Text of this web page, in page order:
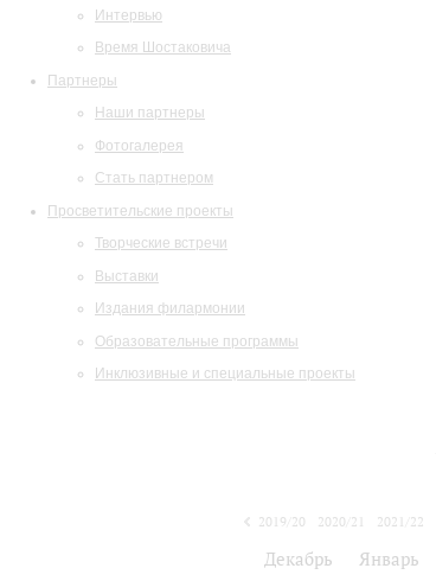
Интервью
Время Шостаковича
Партнеры
Наши партнеры
Фотогалерея
Стать партнером
Просветительские проекты
Творческие встречи
Выставки
Издания филармонии
Образовательные программы
Инклюзивные и специальные проекты
2019/20 2020/21 2021/22
Декабрь Январь